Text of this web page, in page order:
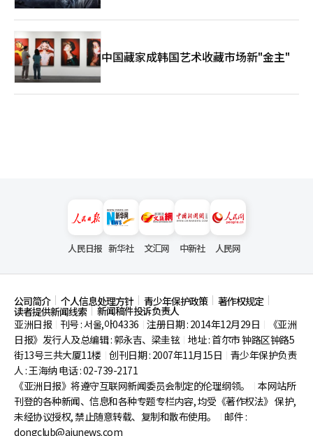
中国藏家成韩国艺术收藏市场新"金主"
人民日报 新华社 文汇网 中新社 人民网
公司简介 个人信息处理方针 青少年保护政策 著作权规定
读者提供新闻线索
新闻稿件投诉负责人
亚洲日报
刊号 : 서울,아04336 注册日期 : 2014年12月29日
《亚洲
日报》发行人及总编辑 : 郭永吉、梁圭铉 地址 : 首尔市钟路区钟路5
街13号三共大厦11楼 创刊日期 : 2007年11月15日
青少年保护负责
人 : 王海纳 电话 : 02-739-2171
《亚洲日报》将遵守互联网新闻委员会制定的伦理纲领。
本网站所
刊登的各种新闻、信息和各种专题专栏内容, 均受《著作权法》 保护,
未经协议授权, 禁止随意转载、复制和散布使用。
邮件 :
dongclub@ajunews.com